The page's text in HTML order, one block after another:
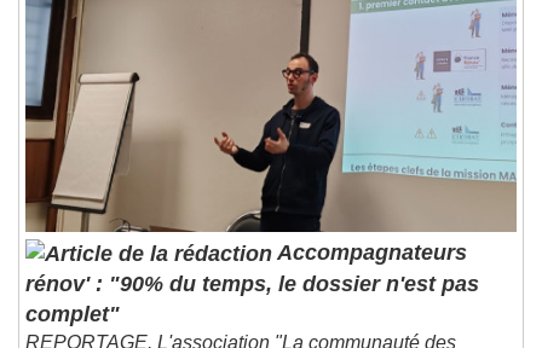
Accompagnateurs
rénov' : "90% du temps, le dossier n'est pas
complet"